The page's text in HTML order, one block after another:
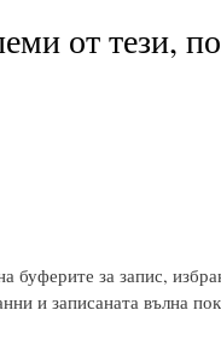
от тези,
за запис,
и записаната вълна